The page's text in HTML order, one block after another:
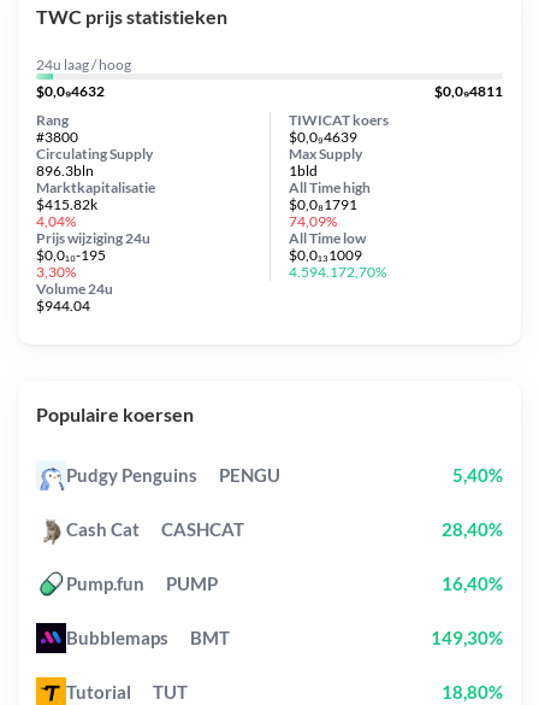
TWC prijs statistieken
24u laag / hoog
$0,0₉4632
$0,0₉4811
TIWICAT koers
$0,0₉4639
Circulating Supply
896.3bln
Prijs wijziging 24u
$0,0₁₀-195
3,30%
Max Supply
1bld
Marktkapitalisatie
$415.82k
4,04%
Volume 24u
$944.04
Rang
#3800
All Timehigh
$0,0₈1791
74,09%
All Time low
$0,0₁₃1009
4.594.172,70%
Populaire koersen
Pudgy Penguins PENGU 5,40%
Cash Cat CASHCAT 28,40%
Pump.fun PUMP 16,40%
Bubblemaps BMT 149,30%
Tutorial TUT 18,80%